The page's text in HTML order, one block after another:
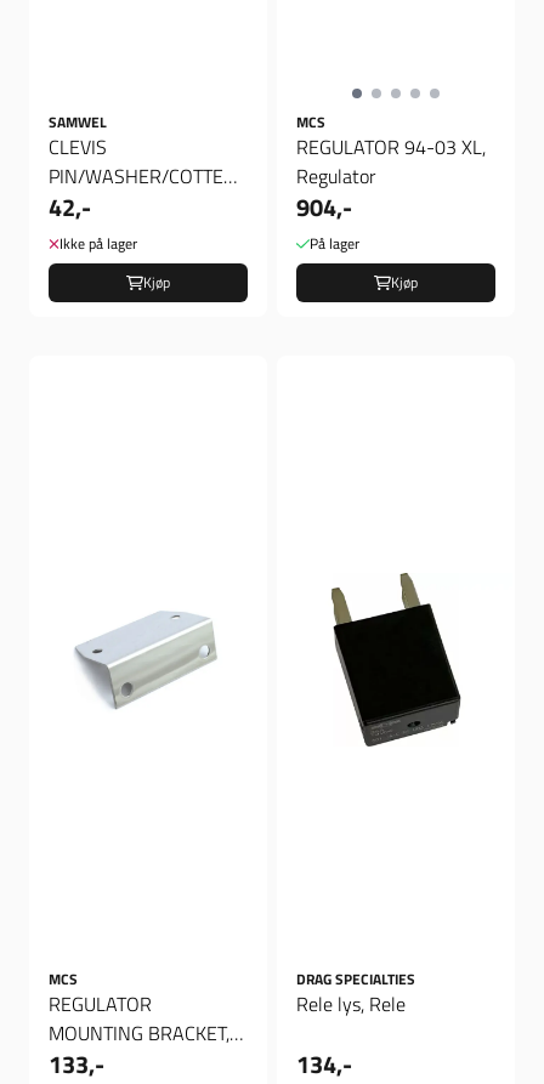
SAMWEL
CLEVIS
PIN/WASHER/COTTER
PIN KIT
42,-
Ikke på lager
Kjøp
MCS
REGULATOR 94-03 XL,
Regulator
904,-
På lager
Kjøp
MCS
REGULATOR
MOUNTING BRACKET,
Brakett regulator
133,-
DRAG SPECIALTIES
Rele lys, Rele
134,-